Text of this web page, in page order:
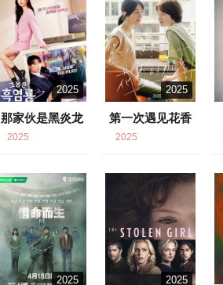
2025
那家伙是黑炎龙
2025
2025
第一次遇见花香
的那刻2
2025
2025 2025